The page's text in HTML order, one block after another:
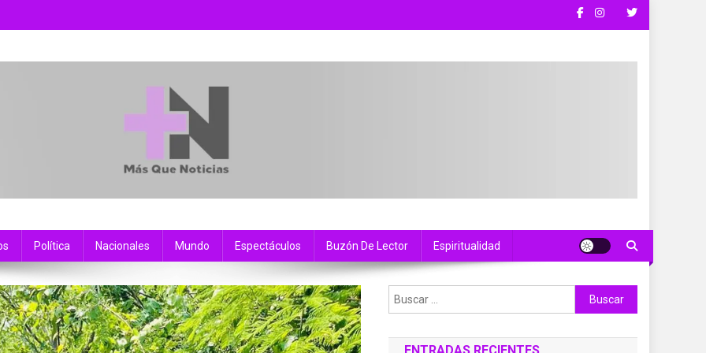
Política Nacionales Mundo Espectáculos Buzón De Lector Espiritualidad
Buscar: